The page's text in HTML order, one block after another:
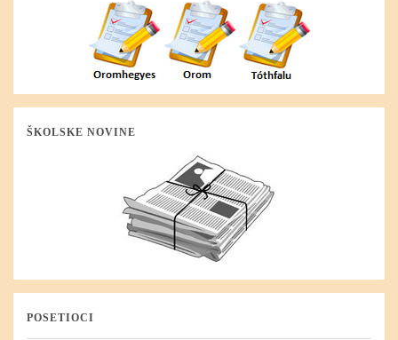
ŠKOLSKE NOVINE
POSETIOCI